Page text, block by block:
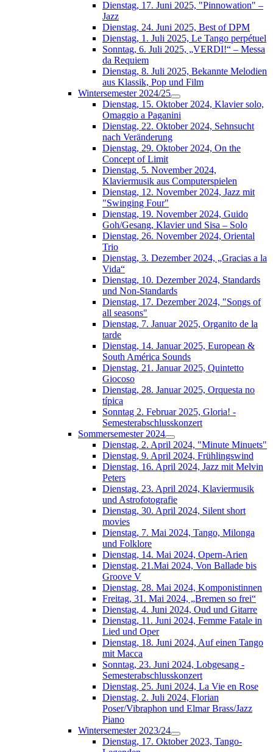
Dienstag, 17. Juni 2025, "Pinnowation" –
Jazz
Dienstag, 24. Juni 2025, Best of DPM
Dienstag, 1. Juli 2025, Le Tango perpétuel
Sonntag, 6. Juli 2025, „VERDI!“ – Messa
da Requiem
Dienstag, 8. Juli 2025, Bekannte Melodien
aus Klassik, Pop und Film
Wintersemester 2024/25
Dienstag, 15. Oktober 2024, Klavier solo,
Omaggio a Paganini
Dienstag, 22. Oktober 2024, Sehnsucht
nach Veränderung
Dienstag, 29. Oktober 2024, On the
Concept of Limit
Dienstag, 5. November 2024,
Klaviermusik aus Computerspielen
Dienstag, 12. November 2024, Jazz mit
"Swinging Four"
Dienstag, 19. November 2024, Guido
Goh/Gesang, Klavier und Sisa – Solo
Dienstag, 26. November 2024, Oriental
Trio
Dienstag, 3. Dezember 2024, „Gracias a la
Vida“
Dienstag, 10. Dezember 2024, Standards
und Non-Standards
Dienstag, 17. Dezember 2024, "Songs of
all seasons"
Dienstag, 7. Januar 2025, Organito de la
tarde
Dienstag, 14. Januar 2025, European &
South América Sounds
Dienstag, 21. Januar 2025, Quintetto
Giocoso
Dienstag, 28. Januar 2025, Orquesta no
típica
Sonntag 2. Februar 2025, Gloria! -
Semesterabschlusskonzert
Sommersemester 2024
Dienstag, 2. April 2024, "Minute Minuets"
Dienstag, 9. April 2024, Frühlingswind
Dienstag, 16. April 2024, Jazz mit Melvin
Peters
Dienstag, 23. April 2024, Klaviermusik
und Astrofotografie
Dienstag, 30. April 2024, Silent short
movies
Dienstag, 7. Mai 2024, Tango, Milonga
und Folklore
Dienstag, 14. Mai 2024, Opern-Arien
Dienstag, 21.Mai 2024, Von Ballade bis
Groove V
Dienstag, 28. Mai 2024, Komponistinnen
Freitag, 31. Mai 2024, „Bremen so frei“
Dienstag, 4. Juni 2024, Oud und Gitarre
Dienstag, 11. Juni 2024, Femme Fatale in
Lied und Oper
Dienstag, 18. Juni 2024, Auf einen Tango
mit Macca
Sonntag, 23. Juni 2024, Lobgesang -
Semesterabschlusskonzert
Dienstag, 25. Juni 2024, La Vie en Rose
Dienstag, 2. Juli 2024, Florian
Poser/Vibraphon und Elmar Brass/Jazz
Piano
Wintersemester 2023/24
Dienstag, 17. Oktober 2023, Tango-